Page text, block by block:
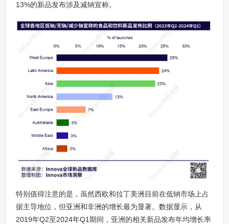
13%的新品发布涉及减钠宣称。
特别值得注意的是，虽然西欧和拉丁美洲目前在低钠市场上占
据主导地位，但亚洲和非洲的增长最为显著。数据显示，从
2019年Q2至2024年Q1期间，亚洲的相关新品发布年均增长率